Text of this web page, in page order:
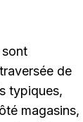
sont
de
typiques,
magasins,